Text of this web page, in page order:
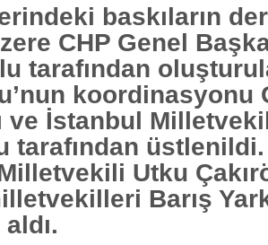
baskıların
CHP Genel
tarafından
koordinasyonu
ve İstanbul
tarafından
Utku
Barış